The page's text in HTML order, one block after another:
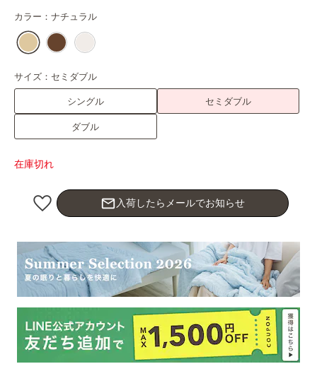
カラー： ナチュラル
サイズ： セミダブル
シングル セミダブル
ダブル
在庫切れ
mail_outline入荷したらメールでお知らせ